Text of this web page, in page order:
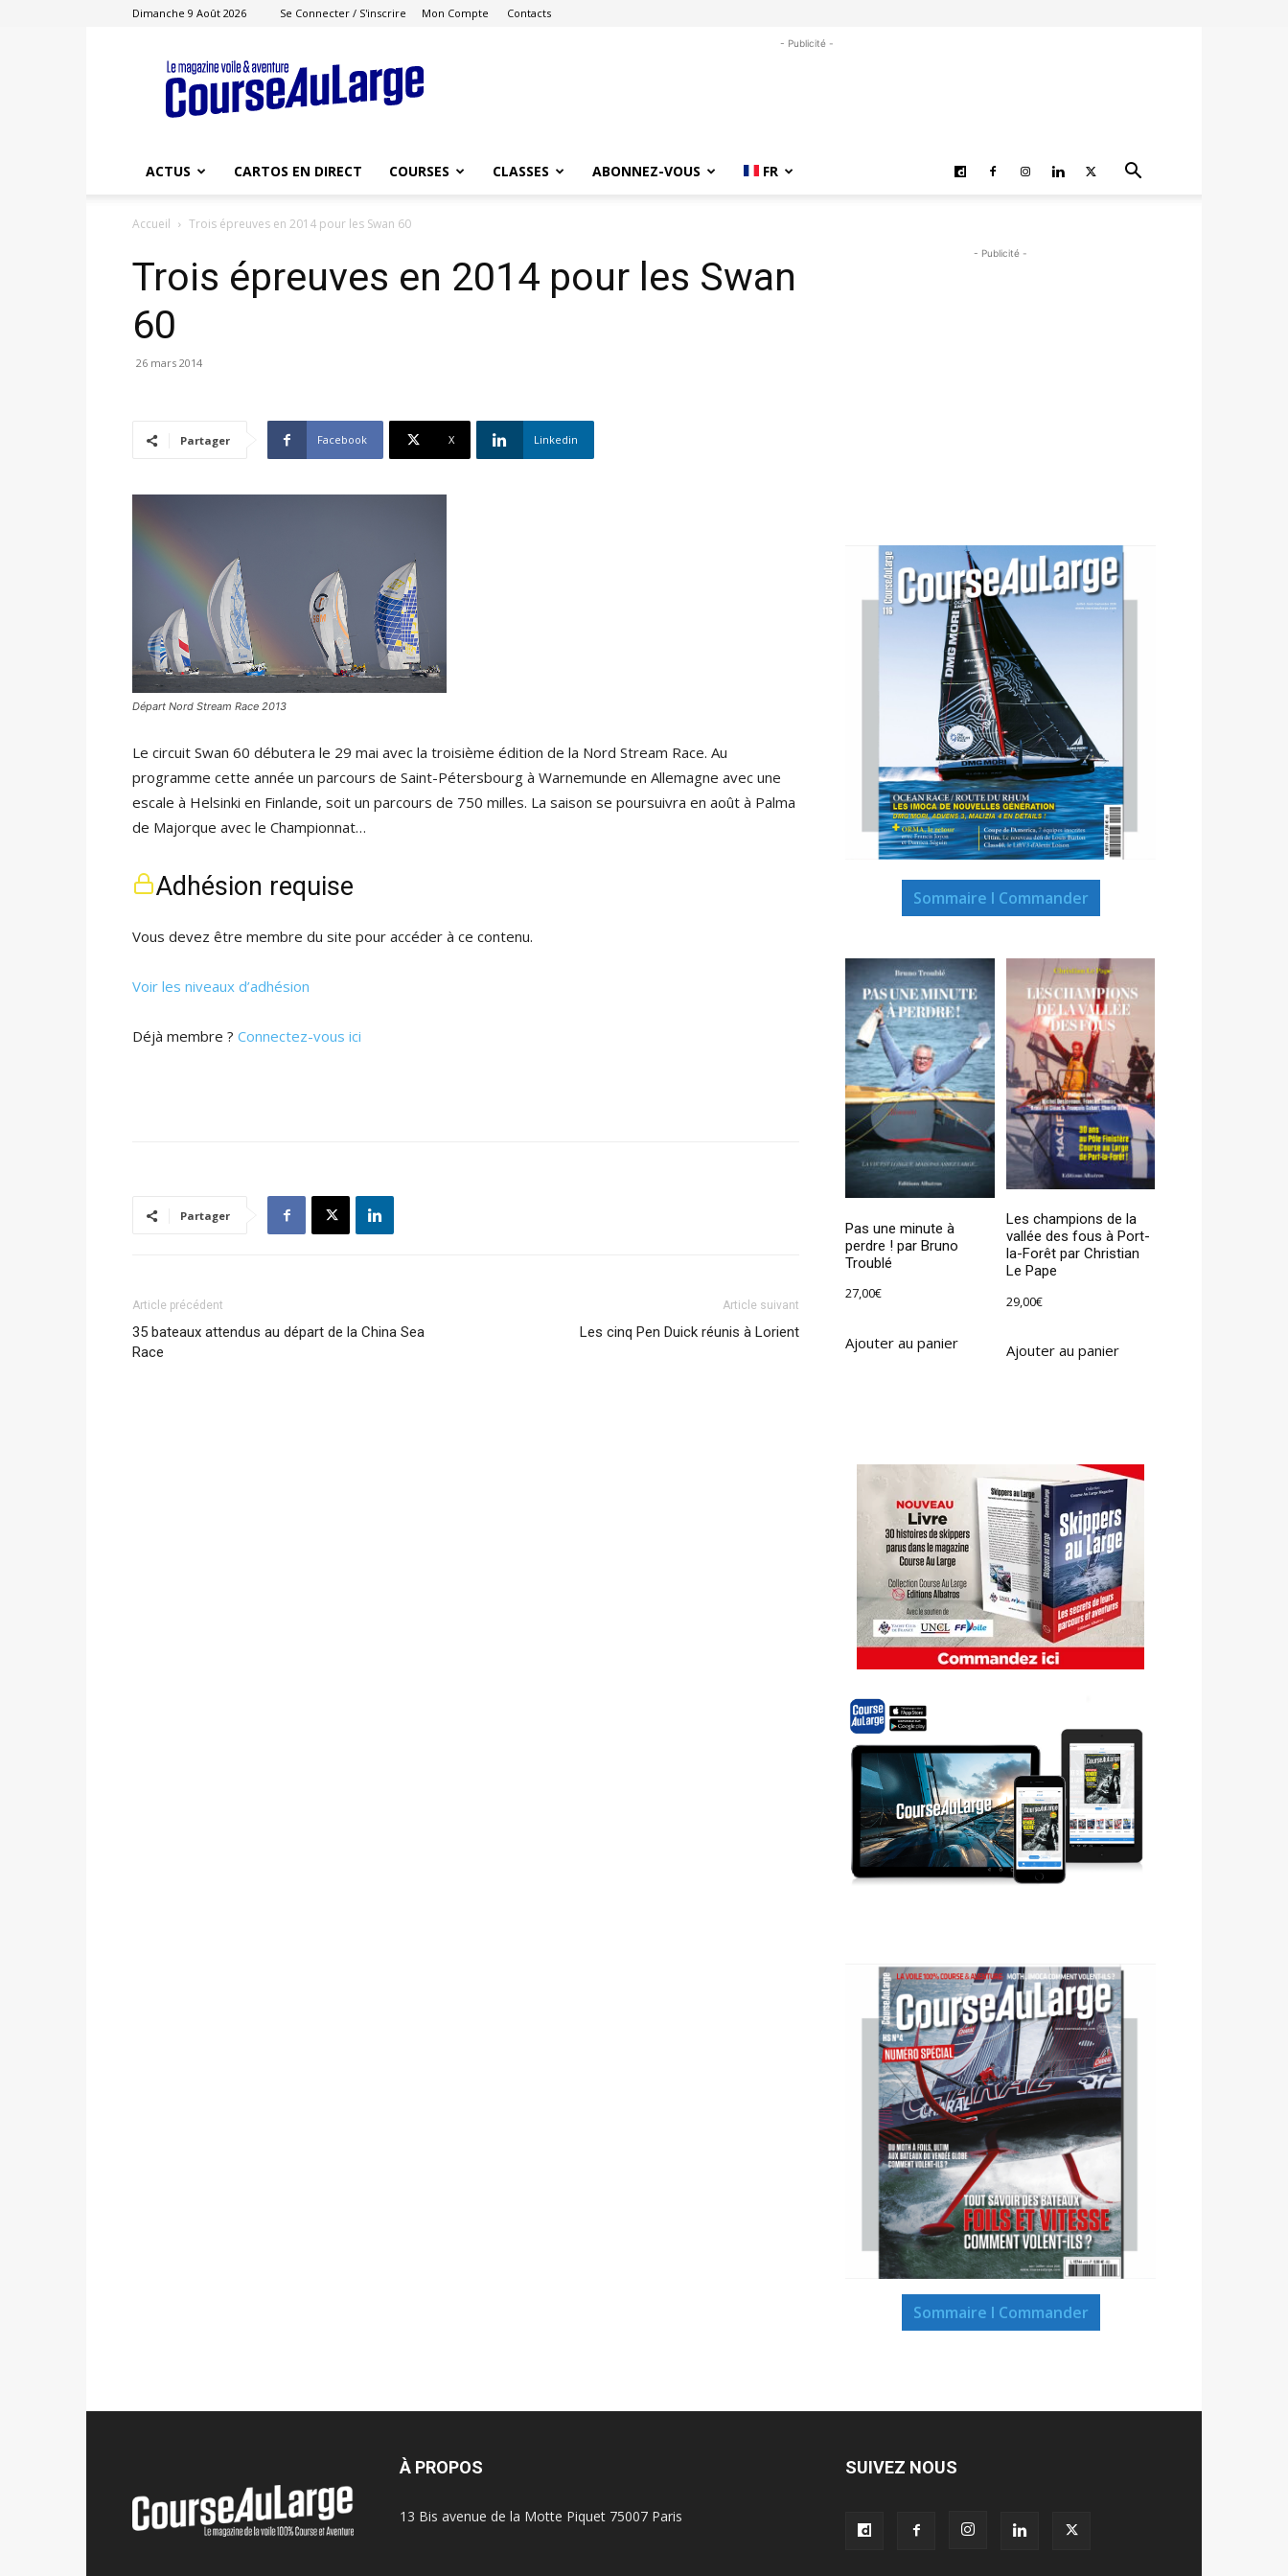
Dimanche 9 Août 2026 Se Connecter / S'inscrire Mon Compte Contacts
Course
au
Large
- Publicité -
ACTUS CARTOS EN DIRECT COURSES CLASSES ABONNEZ-VOUS FR
Accueil Trois épreuves en 2014 pour les Swan 60
Trois épreuves en 2014 pour les Swan
60
26 mars 2014
Partager Facebook X Linkedin
Départ Nord Stream Race 2013
Le circuit Swan 60 débutera le 29 mai avec la troisième édition de la Nord Stream Race. Au
programme cette année un parcours de Saint-Pétersbourg à Warnemunde en Allemagne avec une
escale à Helsinki en Finlande, soit un parcours de 750 milles. La saison se poursuivra en août à Palma
de Majorque avec le Championnat…
Adhésion requise
Vous devez être membre du site pour accéder à ce contenu.
Voir les niveaux d’adhésion
Déjà membre ? Connectez-vous ici
Partager
Article précédent
35 bateaux attendus au départ de la China Sea
Race
Article suivant
Les cinq Pen Duick réunis à Lorient
- Publicité -
Sommaire I Commander
Pas une minute à
perdre ! par Bruno
Troublé
27,00€
Ajouter au panier
Les champions de la
vallée des fous à Port-
la-Forêt par Christian
Le Pape
29,00€
Ajouter au panier
Sommaire I Commander
À PROPOS
13 Bis avenue de la Motte Piquet 75007 Paris
SUIVEZ NOUS